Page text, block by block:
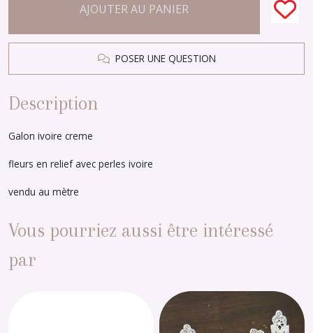
AJOUTER AU PANIER
POSER UNE QUESTION
Description
Galon ivoire creme
fleurs en relief avec perles ivoire
vendu au mètre
Vous pourriez aussi être intéressé
par